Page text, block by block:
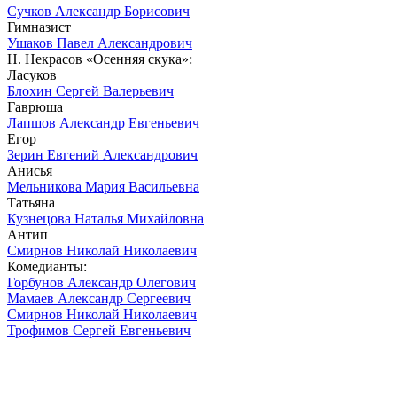
Сучков Александр Борисович
Гимназист
Ушаков Павел Александрович
Н. Некрасов «Осенняя скука»:
Ласуков
Блохин Сергей Валерьевич
Гаврюша
Лапшов Александр Евгеньевич
Егор
Зерин Евгений Александрович
Анисья
Мельникова Мария Васильевна
Татьяна
Кузнецова Наталья Михайловна
Антип
Смирнов Николай Николаевич
Комедианты:
Горбунов Александр Олегович
Мамаев Александр Сергеевич
Смирнов Николай Николаевич
Трофимов Сергей Евгеньевич